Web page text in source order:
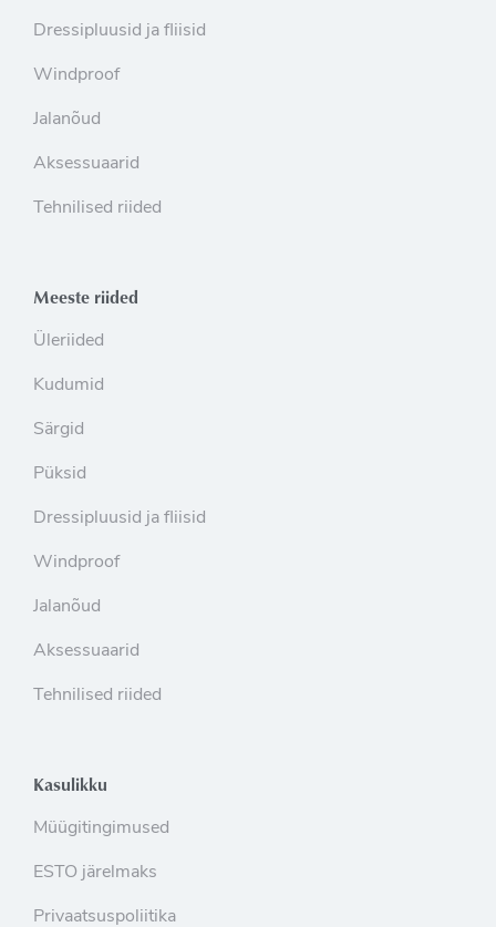
Dressipluusid ja fliisid
Windproof
Jalanõud
Aksessuaarid
Tehnilised riided
Meeste riided
Üleriided
Kudumid
Särgid
Püksid
Dressipluusid ja fliisid
Windproof
Jalanõud
Aksessuaarid
Tehnilised riided
Kasulikku
Müügitingimused
ESTO järelmaks
Privaatsuspoliitika